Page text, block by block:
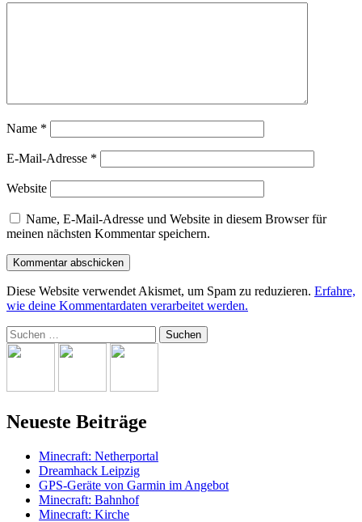
Name *
E-Mail-Adresse *
Website
Name, E-Mail-Adresse und Website in diesem Browser für
meinen nächsten Kommentar speichern.
Diese Website verwendet Akismet, um Spam zu reduzieren. Erfahre,
wie deine Kommentardaten verarbeitet werden.
Suchen
nach:
Neueste Beiträge
Minecraft: Netherportal
Dreamhack Leipzig
GPS-Geräte von Garmin im Angebot
Minecraft: Bahnhof
Minecraft: Kirche